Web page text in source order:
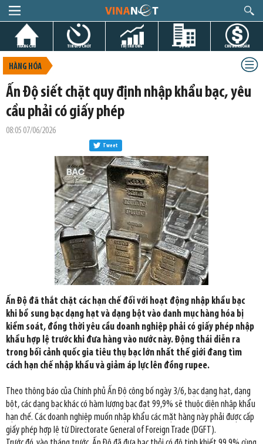
TRANG CHỦ TIN GIỜ CHÓT THỊ TRƯỜNG DỰ ÁN CHỨNG KHOÁN
HÀNG HÓA
Ấn Độ siết chặt quy định nhập khẩu bạc, yêu
cầu phải có giấy phép
08:05 07/06/2026
Tweet
Ấn Độ đã thắt chặt các hạn chế đối với hoạt động nhập khẩu bạc
khi bổ sung bạc dạng hạt và dạng bột vào danh mục hàng hóa bị
kiểm soát, đồng thời yêu cầu doanh nghiệp phải có giấy phép nhập
khẩu hợp lệ trước khi đưa hàng vào nước này. Động thái diễn ra
trong bối cảnh quốc gia tiêu thụ bạc lớn nhất thế giới đang tìm
cách hạn chế nhập khẩu và giảm áp lực lên đồng rupee.
Theo thông báo của Chính phủ Ấn Độ công bố ngày 3/6, bạc dạng hạt, dạng
bột, các dạng bạc khác có hàm lượng bạc đạt 99,9% sẽ thuộc diện nhập khẩu
hạn chế. Các doanh nghiệp muốn nhập khẩu các mặt hàng này phải được cấp
giấy phép hợp lệ từ Directorate General of Foreign Trade (DGFT).